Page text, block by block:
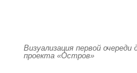
Визуализация первой
проекта «Остров»